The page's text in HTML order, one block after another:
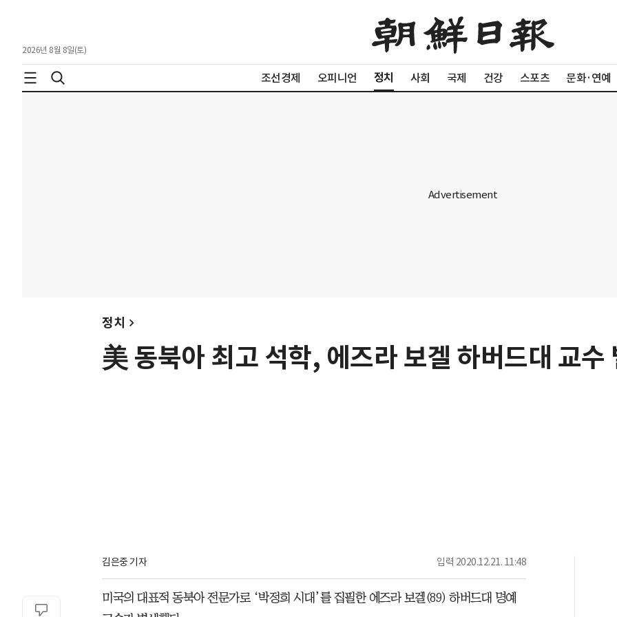
2026년 8월 8일(토)
조선경제 오피니언 정치 사회 국제 건강 스포츠 문화·연예
정치
美 동북아 최고 석학, 에즈라 보겔 하버드대 교수
김은중 기자 입력 2020.12.21. 11:48
미국의 대표적 동북아 전문가로 ‘박정희 시대’를 집필한 에즈라 보겔(89) 하버드대 명예